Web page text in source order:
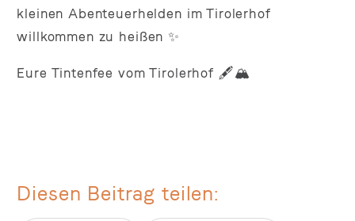
kleinen Abenteuerhelden im Tirolerhof
willkommen zu heißen ✨
Eure Tintenfee vom Tirolerhof 🖋️🏔️
Diesen Beitrag teilen